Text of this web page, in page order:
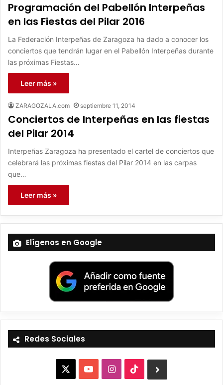
Programación del Pabellón Interpeñas
en las Fiestas del Pilar 2016
La Federación Interpeñas de Zaragoza ha dado a conocer los
conciertos que tendrán lugar en el Pabellón Interpeñas durante
las próximas Fiestas…
Leer más »
ZARAGOZALA.com septiembre 11, 2014
Conciertos de Interpeñas en las fiestas
del Pilar 2014
Interpeñas Zaragoza ha presentado el cartel de conciertos que
celebrará las próximas fiestas del Pilar 2014 en las carpas
que…
Leer más »
Elígenos en Google
Redes Sociales
I